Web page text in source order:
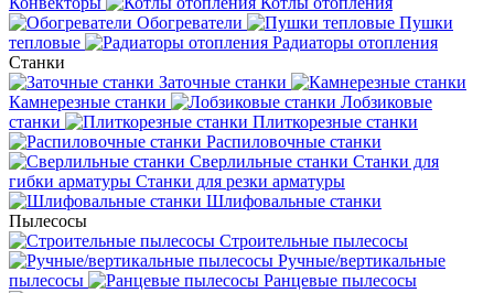
Обогреватели
Пушки
тепловые
Радиаторы отопления
Станки
Заточные станки
Камнерезные станки
Лобзиковые
станки
Плиткорезные станки
Распиловочные станки
Сверлильные станки Станки для
гибки арматуры Станки для резки арматуры
Шлифовальные станки
Пылесосы
Строительные пылесосы
Ручные/вертикальные
пылесосы
Ранцевые пылесосы